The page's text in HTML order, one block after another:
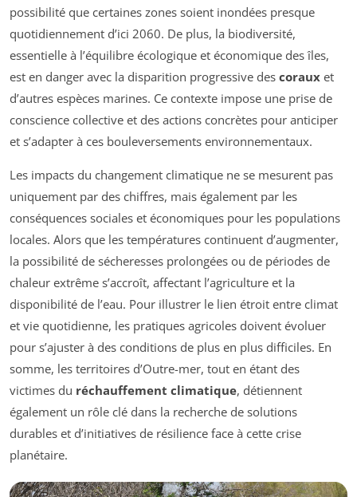
possibilité que certaines zones soient inondées presque
quotidiennement d’ici 2060. De plus, la biodiversité,
essentielle à l’équilibre écologique et économique des îles,
est en danger avec la disparition progressive des coraux et
d’autres espèces marines. Ce contexte impose une prise de
conscience collective et des actions concrètes pour anticiper
et s’adapter à ces bouleversements environnementaux.
Les impacts du changement climatique ne se mesurent pas
uniquement par des chiffres, mais également par les
conséquences sociales et économiques pour les populations
locales. Alors que les températures continuent d’augmenter,
la possibilité de sécheresses prolongées ou de périodes de
chaleur extrême s’accroît, affectant l’agriculture et la
disponibilité de l’eau. Pour illustrer le lien étroit entre climat
et vie quotidienne, les pratiques agricoles doivent évoluer
pour s’ajuster à des conditions de plus en plus difficiles. En
somme, les territoires d’Outre-mer, tout en étant des
victimes du réchauffement climatique, détiennent
également un rôle clé dans la recherche de solutions
durables et d’initiatives de résilience face à cette crise
planétaire.